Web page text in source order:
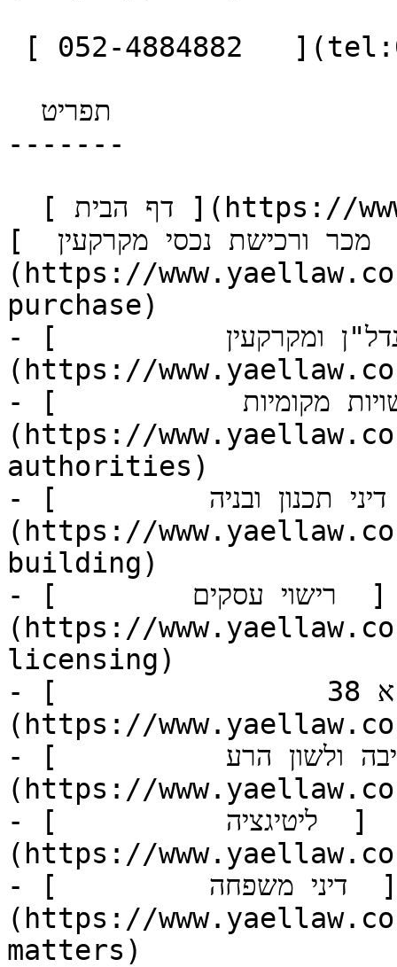
-------
נכסי מקרקעין  ]
(https://
purchase)
- [          נדל"ן ומקרקעין  ]
(https://
- [           דיני רשויות מקומיות  ]
(https://
authorities)
- [         דיני תכנון ובניה  ]
(https://
building)
- [        רישוי עסקים  ]
(https://
licensing)
- [                תמ"א 38  ]
(https://
- [          הוצאת דיבה ולשון הרע  ]
(https://
- [          ליטיגציה  ]
(https://
- [         דיני משפחה  ]
(https://
matters)